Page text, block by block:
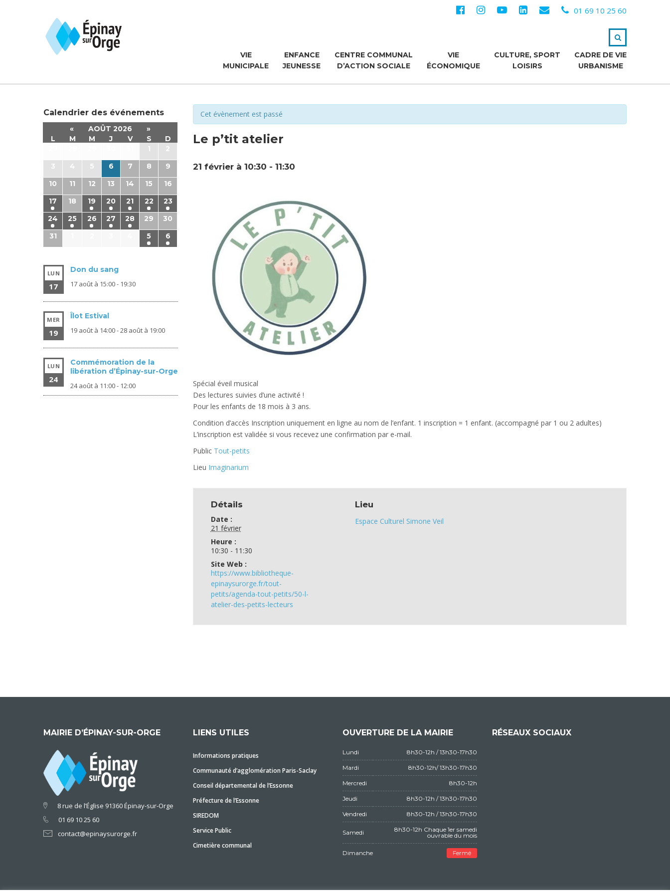
01 69 10 25 60
VIE
MUNICIPALE
ENFANCE
JEUNESSE
CENTRE COMMUNAL
D’ACTION SOCIALE
VIE
ÉCONOMIQUE
CULTURE, SPORT
LOISIRS
CADRE DE VIE
URBANISME
Calendrier des événements
« AOÛT 2026
»
L
M M J V S
D
1
2
3
4 5 6 7 8
9
10
11 12 13 14 15
16
17
18 19 20 21 22
23
24
25 26 27 28 29
30
31
5 6
LUN
17
Don du sang
17 août à 15:00- 19:30
MER
19
Îlot Estival
19 août à 14:00-28 août à 19:00
LUN
24
Commémoration de la
libération d’Épinay-sur-Orge
24 août à 11:00- 12:00
Cet évènement est passé
Le p’tit atelier
21 février à 10:30 - 11:30
Spécial éveil musical
Des lectures suivies d’une activité !
Pour les enfants de 18 mois à 3 ans.
Condition d’accès Inscription uniquement en ligne au nom de l’enfant. 1 inscription = 1 enfant. (accompagné par 1 ou 2 adultes)
L’inscription est validée si vous recevez une confirmation par e-mail.
Public Tout-petits
Lieu Imaginarium
Détails
Date :
21 février
Heure :
10:30 - 11:30
Site Web :
https://www.bibliotheque-
epinaysurorge.fr/tout-
petits/agenda-tout-petits/50-l-
atelier-des-petits-lecteurs
Lieu
Espace Culturel Simone Veil
MAIRIE D’ÉPINAY-SUR-ORGE
8 rue de l’Église 91360 Épinay-sur-Orge
01 69 10 25 60
contact@epinaysurorge.fr
LIENS UTILES
Informations pratiques
Communauté d’agglomération Paris-Saclay
Conseil départemental de l’Essonne
Préfecture de l’Essonne
SIREDOM
Service Public
Cimetière communal
OUVERTURE DE LA MAIRIE
Lundi 8h30-12h / 13h30-17h30
Mardi 8h30-12h/ 13h30-17h30
Mercredi 8h30-12h
Jeudi 8h30-12h / 13h30-17h30
Vendredi 8h30-12h / 13h30-17h30
Samedi
8h30-12h Chaque 1er samedi
ouvrable du mois
Dimanche Fermé
RÉSEAUX SOCIAUX